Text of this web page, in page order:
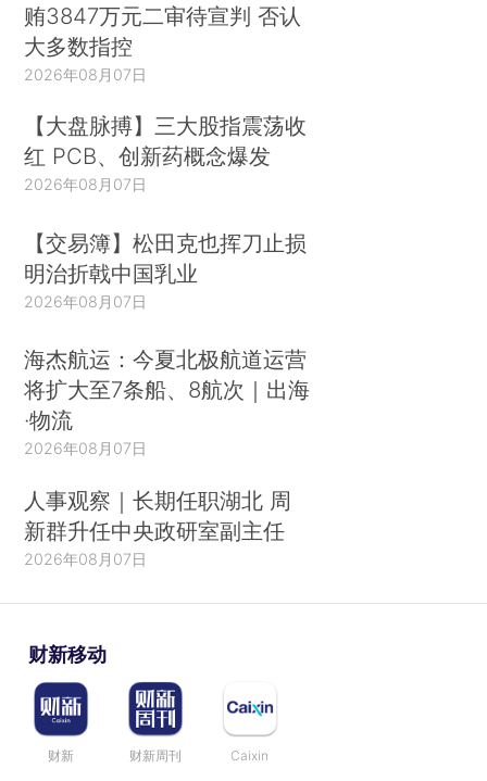
贿3847万元二审待宣判 否认
大多数指控
2026年08月07日
【大盘脉搏】三大股指震荡收
红 PCB、创新药概念爆发
2026年08月07日
【交易簿】松田克也挥刀止损
明治折戟中国乳业
2026年08月07日
海杰航运：今夏北极航道运营
将扩大至7条船、8航次｜出海
·物流
2026年08月07日
人事观察｜长期任职湖北 周
新群升任中央政研室副主任
2026年08月07日
财新移动
财新 财新周刊 Caixin